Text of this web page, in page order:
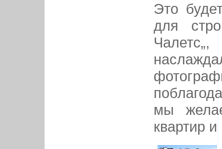
Это
для
мы
квартир